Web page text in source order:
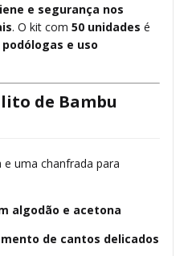
e segurança nos
. O kit com 50 unidades é
e uso
de Bambu
e uma chanfrada para
algodão e acetona
de cantos delicados